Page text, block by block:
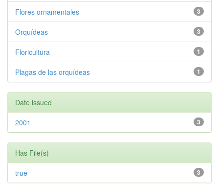
3
Flores ornamentales
3
Orquídeas
1
Floricultura
1
Plagas de las orquídeas
Date issued
3
2001
Has File(s)
3
true